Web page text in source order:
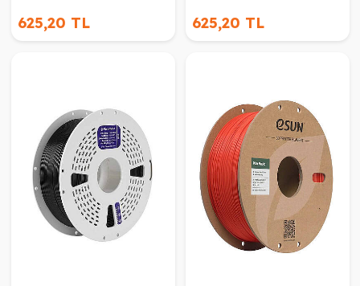
625,20 TL 625,20 TL